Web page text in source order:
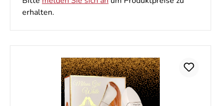
erhalten.